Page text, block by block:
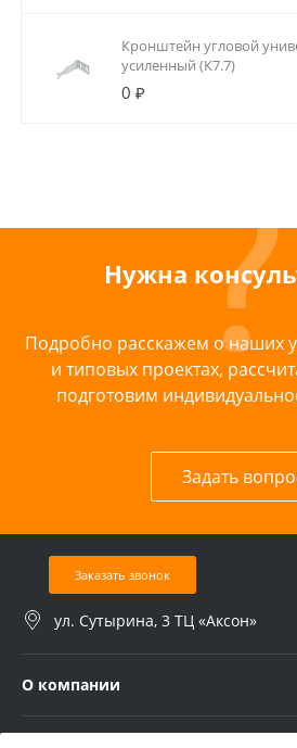
Кронштейн угловой
усиленный (К7.7)
0 ₽
Нужна
Подробно расскажем о наших
и типовых проектах,
подготовим
Задать
Заказать звонок
ул. Сутырина, 3 ТЦ «Аксон»
О компании